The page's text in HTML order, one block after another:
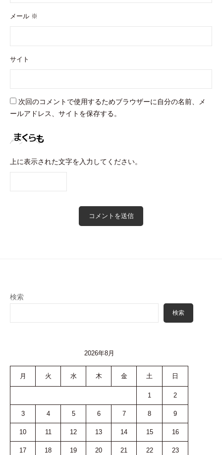
メール ※
サイト
次回のコメントで使用するためブラウザーに自分の名前、メ
ールアドレス、サイトを保存する。
上に表示された文字を入力してください。
検索
検索
2026年8月
月 火 水 木 金 土 日
1 2
3 4 5 6 7 8 9
10 11 12 13 14 15 16
17 18 19 20 21 22 23